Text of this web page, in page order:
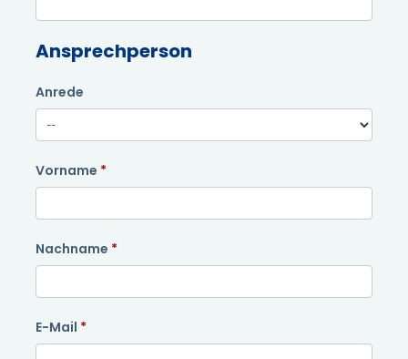
Ansprechperson
Anrede
Vorname
Nachname
E-Mail